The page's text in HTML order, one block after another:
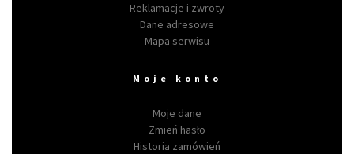
Reklamacje i zwroty
Dane adresowe
Mapa serwisu
Moje konto
Moje dane
Zmień hasło
Historia zamówień